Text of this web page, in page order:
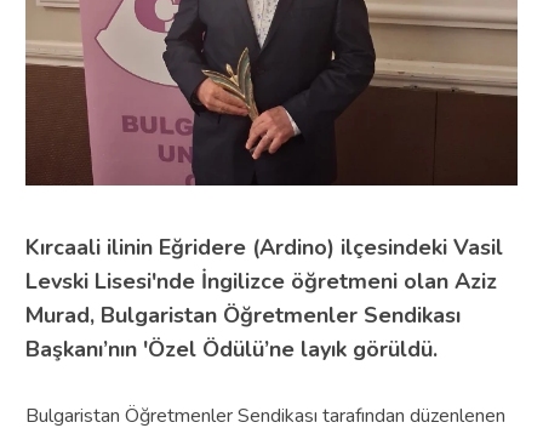
Kırcaali ilinin Eğridere (Ardino) ilçesindeki Vasil
Levski Lisesi'nde İngilizce öğretmeni olan Aziz
Murad, Bulgaristan Öğretmenler Sendikası
Başkanı’nın 'Özel Ödülü’ne layık görüldü.
Bulgaristan Öğretmenler Sendikası tarafından düzenlenen